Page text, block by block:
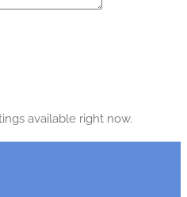
available right now.